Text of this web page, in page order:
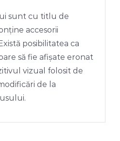
sunt cu titlu de
accesorii
posibilitatea ca
să fie afișate eronat
vizual folosit de
de la